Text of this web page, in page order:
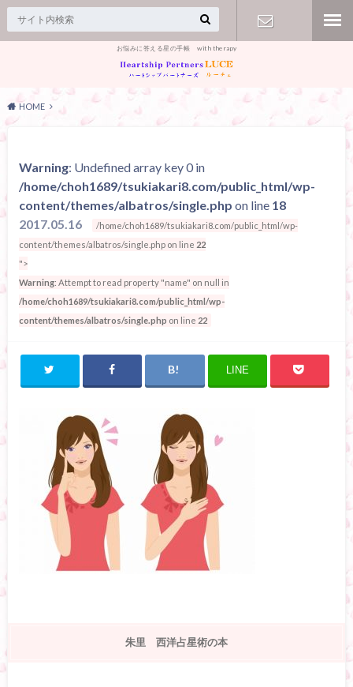
お悩みに答える星の手帳 with therapy
せ】
HOME
Warning: Undefined array key 0 in
/home/choh1689/tsukiakari8.com/public_html/wp-
content/themes/albatros/single.php on line 18
2017.05.16
/home/choh1689/tsukiakari8.com/public_html/wp-
content/themes/albatros/single.php on line 22
">
Warning: Attempt to read property "name" on null in
/home/choh1689/tsukiakari8.com/public_html/wp-
content/themes/albatros/single.php on line 22
LINE
朱里 西洋占星術の本